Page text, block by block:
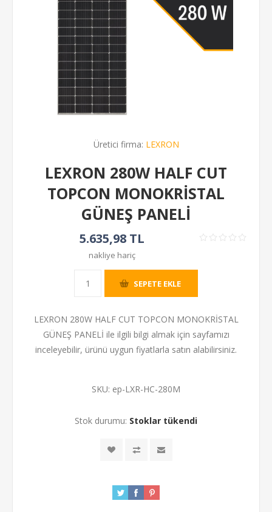
Üretici firma: LEXRON
LEXRON 280W HALF CUT
TOPCON MONOKRİSTAL
GÜNEŞ PANELİ
5.635,98 TL
nakliye hariç
SEPETE EKLE
LEXRON 280W HALF CUT TOPCON MONOKRİSTAL
GÜNEŞ PANELİ ile ilgili bilgi almak için sayfamızı
inceleyebilir, ürünü uygun fiyatlarla satın alabilirsiniz.
SKU: ep-LXR-HC-280M
Stok durumu: Stoklar tükendi